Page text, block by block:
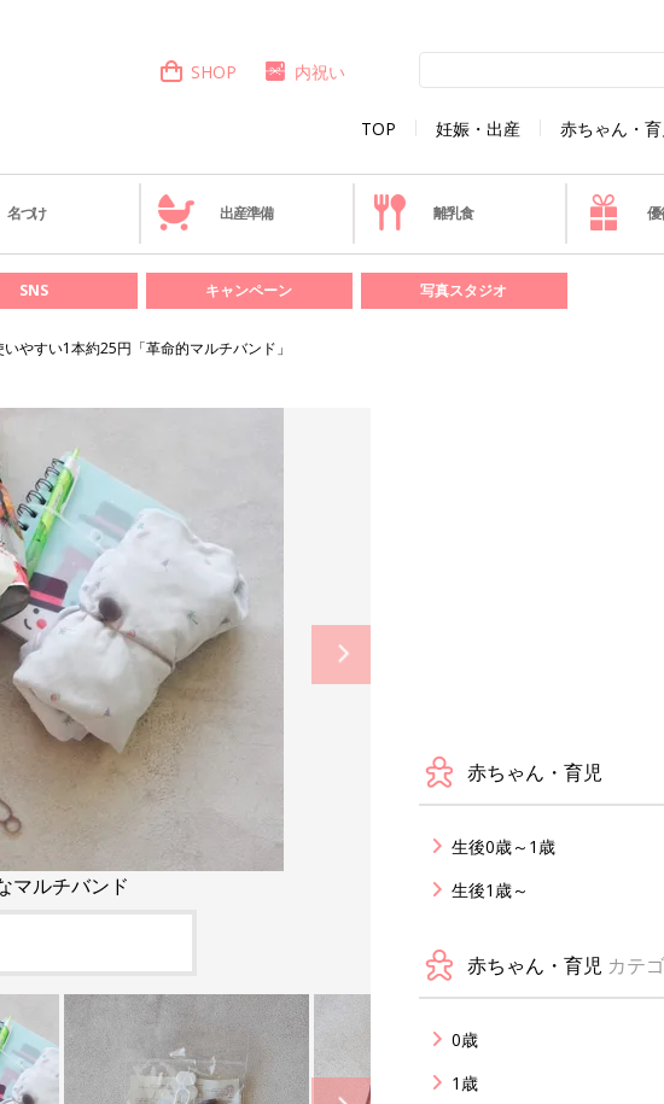
TOP 妊娠・出産 赤ちゃん・
SHOP 内祝い
名づけ 出産準備 離乳食 優
SNS キャンペーン 写真スタジオ
やすい1本約25円「革命的マルチバンド」
マルチバンド
赤ちゃん・育児
生後0歳～1歳
生後1歳～
赤ちゃん・育児 カテ
0歳
1歳